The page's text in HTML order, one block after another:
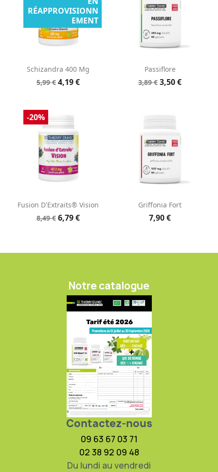
Schizandra 400 Mg
5,99 € 4,19 €
RÉAPPROVISIONN
EMENT
Passiflore
3,89 € 3,50 €
Fusion D'Extraits® Vision
8,49 € 6,79 €
-20%
Griffonia Fort
7,90 €
Notre catalogue
Contactez-nous
09 63 67 03 71
02 38 92 09 48
Du lundi au vendredi